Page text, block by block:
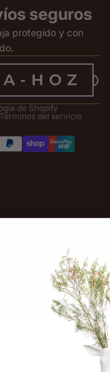
seguros
protegido y con
de Shopify
Términos del servicio